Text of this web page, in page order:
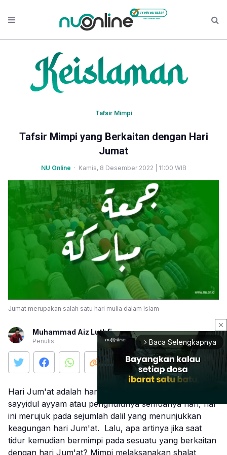
Tafsir Mimpi
Tafsir Mimpi yang Berkaitan dengan Hari
Jumat
NU Online · Kamis, 8 Desember 2022 | 11:00 WIB
Jumat merupakan salah satu hari mulia dalam Islam
Muhammad Aiz Luthfi
Penulis
Hari Jum'at adalah hari agung yang disebut sebagai
sayyidul ayyam atau penghulunya semuanya hari, hal
ini merujuk pada sejumlah dalil yang menunjukkan
keagungan hari Jum'at. Lalu, apa artinya jika saat
tidur kemudian bermimpi pada sesuatu yang berkaitan
dengan hari Jum'at? Mimpi melaksanakan shalat
close
arrow_forward_ios Baca Selengkapnya
Mute